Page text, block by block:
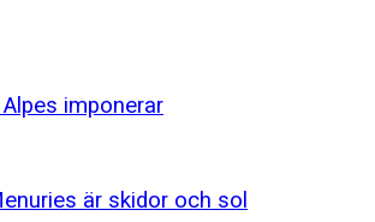
imponerar
är skidor och sol